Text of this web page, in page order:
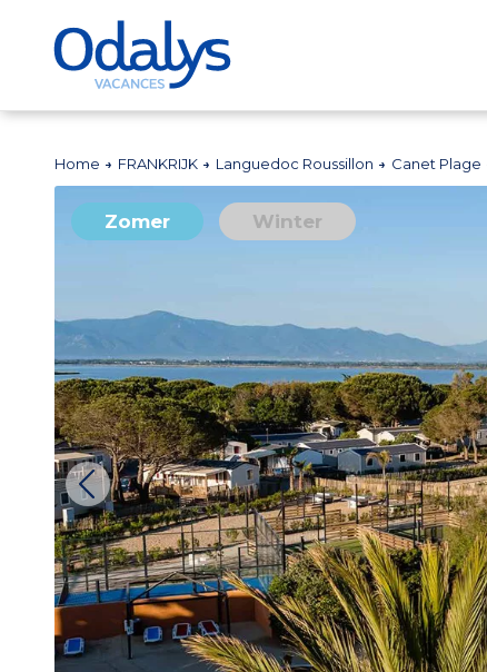
Home FRANKRIJK Languedoc Roussillon Canet Plage
Zomer Winter